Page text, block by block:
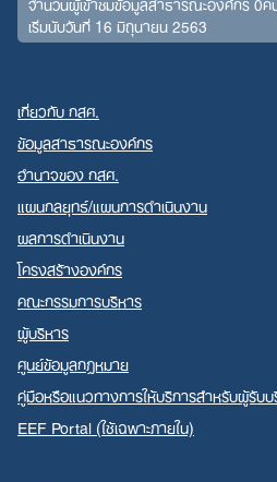
เริ่มนับวันที่ 16 มิถุนายน 2563
เกี่ยวกับ กสศ.
ข้อมูลสาธารณะองค์กร
อำนาจของ กสศ.
แผนกลยุทธ์/แผนการดำเนินงาน
ผลการดำเนินงาน
โครงสร้างองค์กร
คณะกรรมการบริหาร
ผู้บริหาร
ศูนย์ข้อมูลกฎหมาย
คู่มือหรือแนวทางการให้บริการสำหรับผู้รั
EEF Portal (ใช้เฉพาะภายใน)